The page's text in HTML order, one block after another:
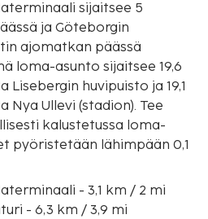
sijaitsee 5
ja Göteborgin
ajomatkan päässä
Lisebergin huvipuisto ja 19,1
Nya Ullevi (stadion). Tee
kalustetussa loma-
pyöristetään lähimpään 0,1
- 3,1 km / 2 mi
- 6,3 km / 3,9 mi